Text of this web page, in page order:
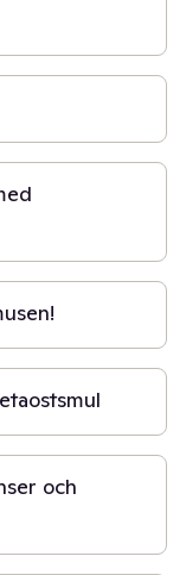
och